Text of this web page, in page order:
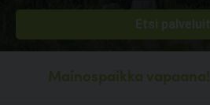
Mainospaikka vapaana!